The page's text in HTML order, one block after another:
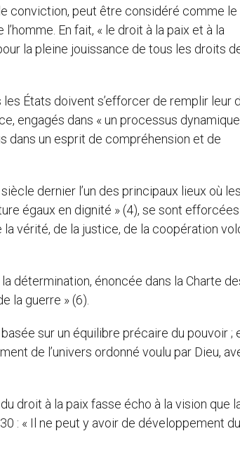
conviction, peut être considéré comme le
En fait, « le droit à la paix et à la
la pleine jouissance de tous les droits
États doivent s’efforcer de remplir leur
engagés dans « un processus
dans un esprit de compréhension et de
dernier l’un des principaux lieux où
égaux en dignité » (4), se sont efforcées
vérité, de la justice, de la coopération
détermination, énoncée dans la Charte
la guerre » (6).
sur un équilibre précaire du pouvoir ;
de l’univers ordonné voulu par Dieu,
droit à la paix fasse écho à la vision que
: « Il ne peut y avoir de développement